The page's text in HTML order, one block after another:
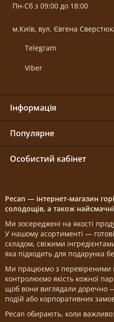
Пн-Сб з 09:00 до 18:00
м.Київ, вул. Євгена
Telegram
Viber
Інформація
Популярне
Особистий кабінет
Pecan — інтернет-магазин
солодощів, а також
Ми зосереджені на якості
У нашому асортименті —
складом, свіжими
яка підходить для подарунка
Ми працюємо з перевіреними
контролюємо якість кожної
щоб вони виглядали доречно
подій або корпоративних
Pecan обирають, коли важливо: